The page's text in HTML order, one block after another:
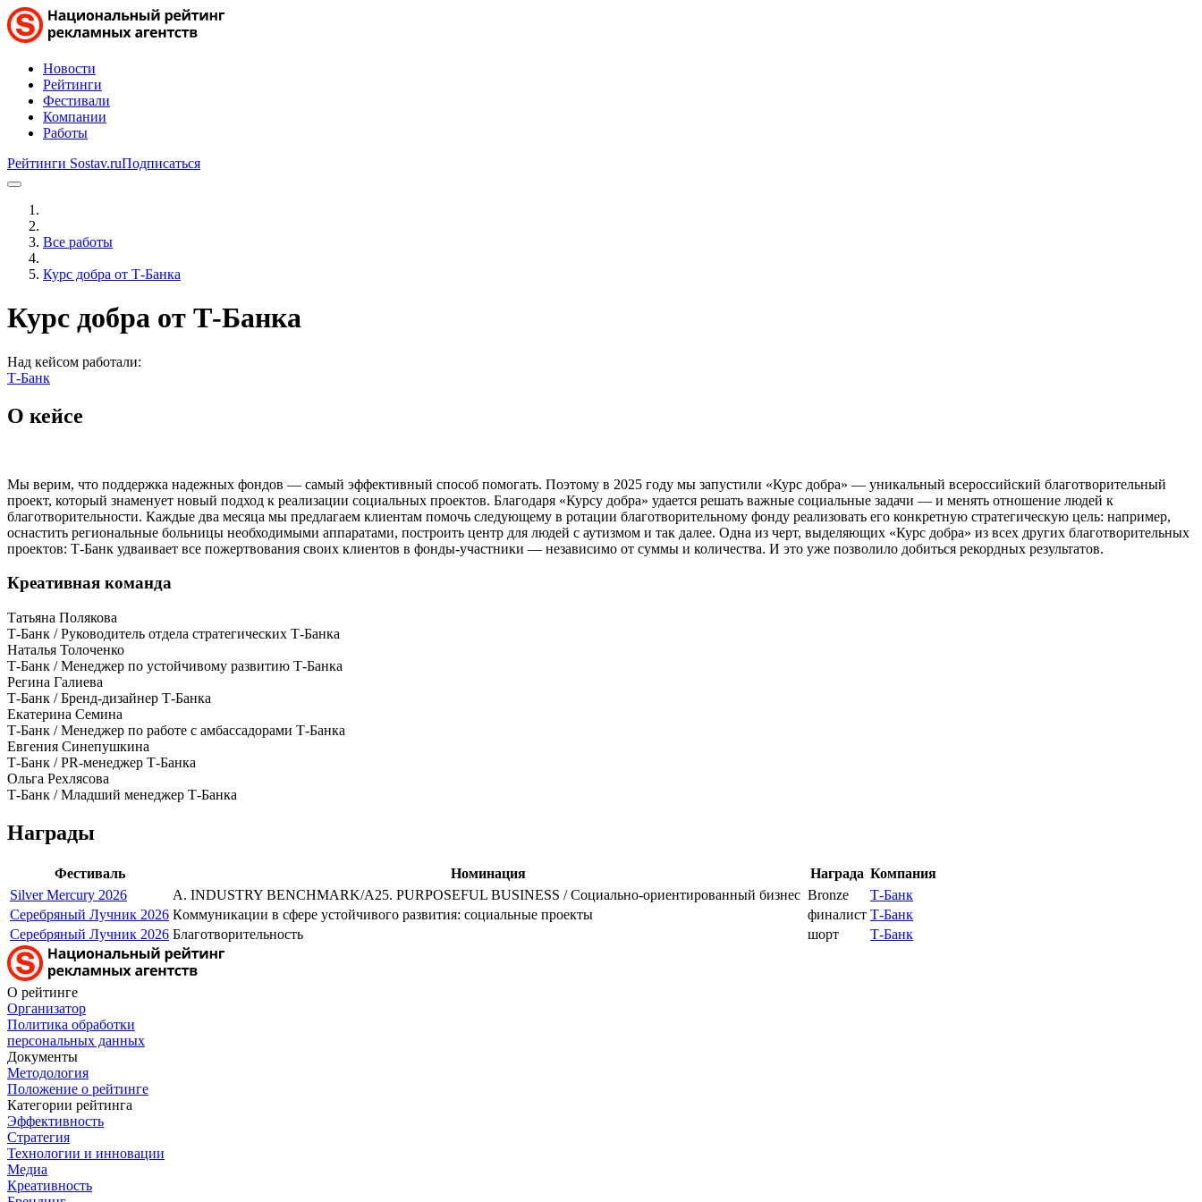
Новости
Рейтинги
Фестивали
Компании
Работы
Рейтинги Sostav.ruПодписаться
Все работы
Курс добра от Т-Банка
Курс добра от Т-Банка
Над кейсом работали:
Т-Банк
О кейсе
Мы верим, что поддержка надежных фондов — самый эффективный способ помогать. Поэтому в 2025 году мы запустили «Курс добра» — уникальный всероссийский благотворительный
проект, который знаменует новый подход к реализации социальных проектов. Благодаря «Курсу добра» удается решать важные социальные задачи ― и менять отношение людей к
благотворительности. Каждые два месяца мы предлагаем клиентам помочь следующему в ротации благотворительному фонду реализовать его конкретную стратегическую цель: например,
оснастить региональные больницы необходимыми аппаратами, построить центр для людей с аутизмом и так далее. Одна из черт, выделяющих «Курс добра» из всех других благотворительных
проектов: Т-Банк удваивает все пожертвования своих клиентов в фонды-участники ― независимо от суммы и количества. И это уже позволило добиться рекордных результатов.
Креативная команда
Татьяна Полякова
Т-Банк / Руководитель отдела стратегических Т-Банка
Наталья Толоченко
Т-Банк / Менеджер по устойчивому развитию Т-Банка
Регина Галиева
Т-Банк / Бренд-дизайнер Т-Банка
Екатерина Семина
Т-Банк / Менеджер по работе с амбассадорами Т-Банка
Евгения Синепушкина
Т-Банк / PR-менеджер Т-Банка
Ольга Рехлясова
Т-Банк / Младший менеджер Т-Банка
Награды
Фестиваль Номинация Награда Компания
Silver Mercury 2026
A. INDUSTRY BENCHMARK/A25. PURPOSEFUL BUSINESS / Социально-ориентированный бизнес Bronze
Т-Банк
Серебряный Лучник 2026 Кoммуникации в сфере устойчивого развития: социальные проекты финалист Т-Банк
Серебряный Лучник 2026 Благотворительность шорт Т-Банк
О рейтинге
Организатор
Политика обработки
персональных данных
Документы
Методология
Положение о рейтинге
Категории рейтинга
Эффективность
Стратегия
Технологии и инновации
Медиа
Креативность